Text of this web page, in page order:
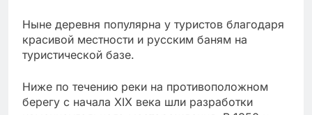
Ныне деревня популярна у туристов благодаря
красивой местности и русским баням на
туристической базе.
Ниже по течению реки на противоположном
берегу с начала XIX века шли разработки